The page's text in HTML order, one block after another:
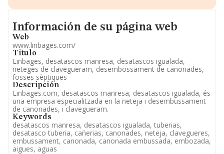
Información oficial y registral complementaria.
Informacion de su página web
Información de su página web
Web
www.linbages.com/
Titulo
Linbages, desatascos manresa, desatascos igualada,
neteges de clavegueram, desembossament de canonades,
fosses sèptiques
Descripción
Linbages.com, desatascos manresa, desatascos igualada, és
una empresa especialitzada en la neteja i desembussament
de canonades, i clavegueram.
Keywords
desatascos manresa, desatascos igualada, tuberias,
desatasco tuberia, cañerias, canonades, neteja, clavegueres,
embussament, canonada, canonada embussada, embozada,
aigues, aguas